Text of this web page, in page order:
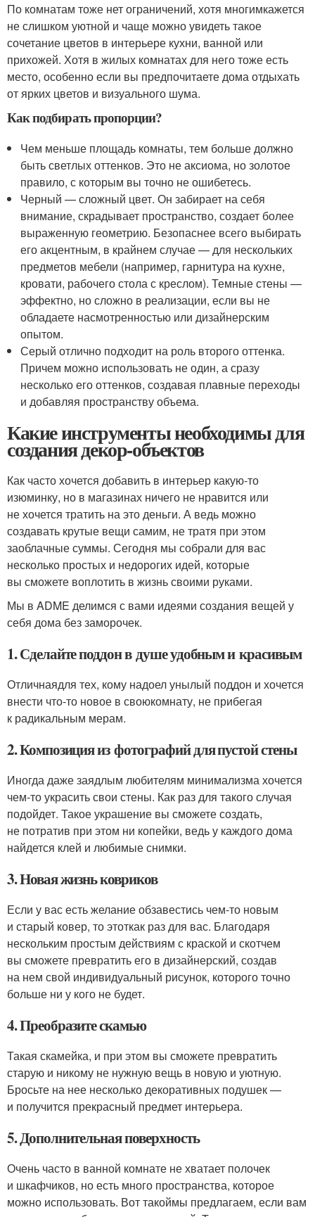
По комнатам тоже нет ограничений, хотя многимкажется
не слишком уютной и чаще можно увидеть такое
сочетание цветов в интерьере кухни, ванной или
прихожей. Хотя в жилых комнатах для него тоже есть
место, особенно если вы предпочитаете дома отдыхать
от ярких цветов и визуального шума.
Как подбирать пропорции?
Чем меньше площадь комнаты, тем больше должно
быть светлых оттенков. Это не аксиома, но золотое
правило, с которым вы точно не ошибетесь.
Черный — сложный цвет. Он забирает на себя
внимание, скрадывает пространство, создает более
выраженную геометрию. Безопаснее всего выбирать
его акцентным, в крайнем случае — для нескольких
предметов мебели (например, гарнитура на кухне,
кровати, рабочего стола с креслом). Темные стены —
эффектно, но сложно в реализации, если вы не
обладаете насмотренностью или дизайнерским
опытом.
Серый отлично подходит на роль второго оттенка.
Причем можно использовать не один, а сразу
несколько его оттенков, создавая плавные переходы
и добавляя пространству объема.
Какие инструменты необходимы для
создания декор-объектов
Как часто хочется добавить в интерьер какую-то
изюминку, но в магазинах ничего не нравится или
не хочется тратить на это деньги. А ведь можно
создавать крутые вещи самим, не тратя при этом
заоблачные суммы. Сегодня мы собрали для вас
несколько простых и недорогих идей, которые
вы сможете воплотить в жизнь своими руками.
Мы в ADME делимся с вами идеями создания вещей у
себя дома без заморочек.
1. Сделайте поддон в душе удобным и красивым
Отличнаядля тех, кому надоел унылый поддон и хочется
внести что-то новое в своюкомнату, не прибегая
к радикальным мерам.
2. Композиция из фотографий для пустой стены
Иногда даже заядлым любителям минимализма хочется
чем-то украсить свои стены. Как раз для такого случая
подойдет. Такое украшение вы сможете создать,
не потратив при этом ни копейки, ведь у каждого дома
найдется клей и любимые снимки.
3. Новая жизнь ковриков
Если у вас есть желание обзавестись чем-то новым
и старый ковер, то этоткак раз для вас. Благодаря
нескольким простым действиям с краской и скотчем
вы сможете превратить его в дизайнерский, создав
на нем свой индивидуальный рисунок, которого точно
больше ни у кого не будет.
4. Преобразите скамью
Такая скамейка, и при этом вы сможете превратить
старую и никому не нужную вещь в новую и уютную.
Бросьте на нее несколько декоративных подушек —
и получится прекрасный предмет интерьера.
5. Дополнительная поверхность
Очень часто в ванной комнате не хватает полочек
и шкафчиков, но есть много пространства, которое
можно использовать. Вот такоймы предлагаем, если вам